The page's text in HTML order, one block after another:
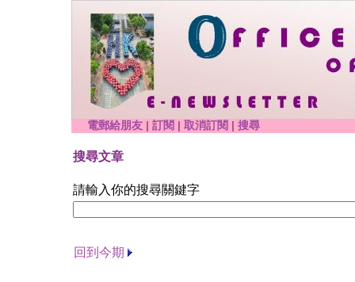
電郵給朋友 | 訂閱 | 取消訂閱 | 搜尋
搜尋文章
請輸入你的搜尋關鍵字
回到今期